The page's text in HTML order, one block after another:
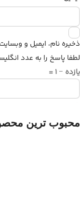
ذخیره نام، ایمیل و
لطفا پاسخ را به عدد
یازده − 1 =
محبوب ترین